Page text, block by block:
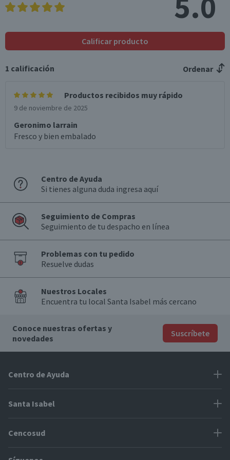
*Ingesta de referencia de un adulto promedio (8400 kj / 2000 kcal)
Calificar producto
1 calificación Ordenar
Productos recibidos muy rápido
9 de noviembre de 2025
Geronimo larrain
Fresco y bien embalado
Centro de Ayuda
Si tienes alguna duda ingresa aquí
Seguimiento de Compras
Seguimiento de tu despacho en línea
Problemas con tu pedido
Resuelve dudas
Nuestros Locales
Encuentra tu local Santa Isabel más cercano
Conoce nuestras ofertas y
novedades
Suscríbete
Centro de Ayuda
Problemas con tu pedido
Cómo modificar mis datos
Modos de entrega y cobertura
Santa Isabel
Proveedores
Cencosud